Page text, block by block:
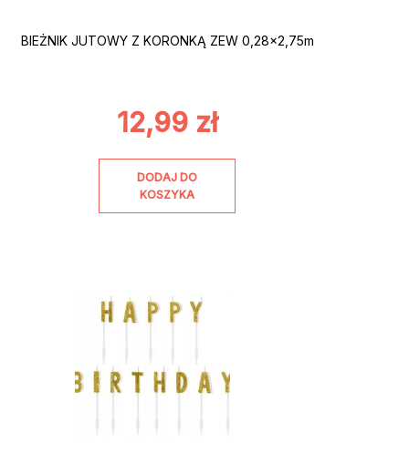
BIEŻNIK JUTOWY Z KORONKĄ ZEW 0,28×2,75m
12,99 zł
DODAJ DO
KOSZYKA